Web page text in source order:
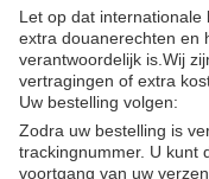
Let op dat internationale
extra douanerechten en
verantwoordelijk is.Wij
vertragingen of extra
Uw bestelling volgen:
Zodra uw bestelling is
trackingnummer. U kunt
voortgang van uw